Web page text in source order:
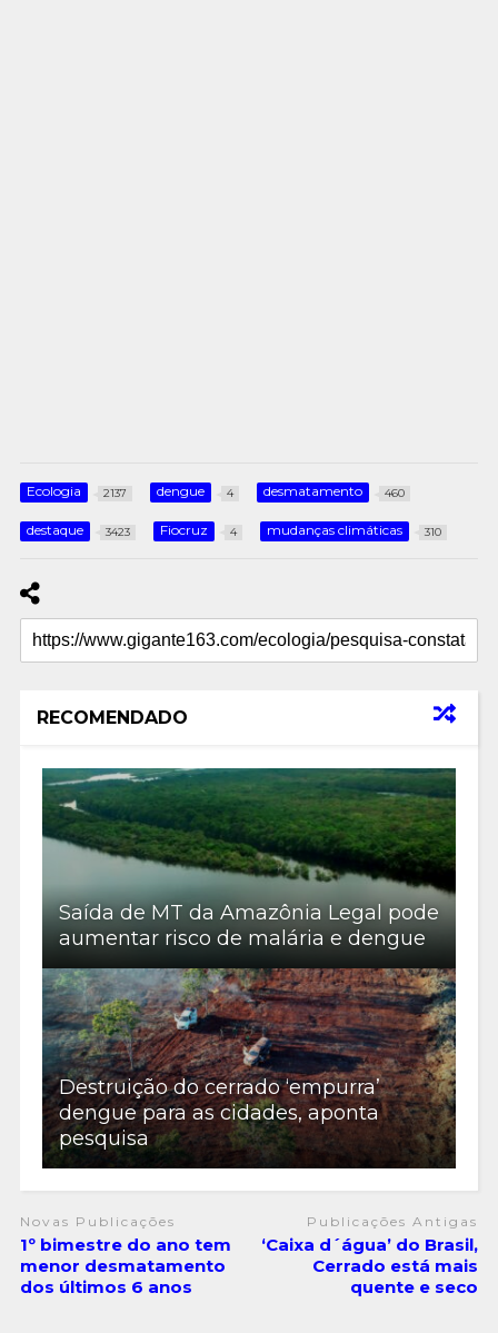
Ecologia 2137 dengue 4 desmatamento 460
destaque 3423 Fiocruz 4 mudanças climáticas 310
RECOMENDADO
Saída de MT da Amazônia Legal pode
aumentar risco de malária e dengue
Destruição do cerrado ‘empurra’
dengue para as cidades, aponta
pesquisa
Novas Publicações
1º bimestre do ano tem
menor desmatamento
dos últimos 6 anos
Publicações Antigas
‘Caixa d´água’ do Brasil,
Cerrado está mais
quente e seco